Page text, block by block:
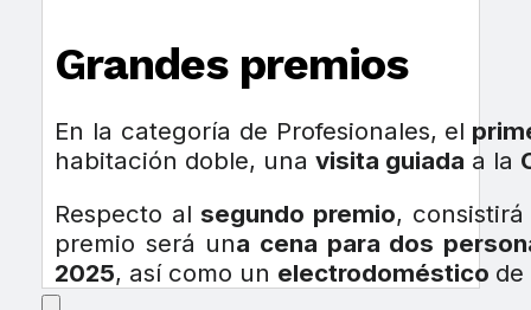
Grandes premios
En la categoría de Profesionales, el
habitación doble, una visita guiada a la
Respecto al segundo premio,
premio será una cena para dos
2025, así como un electrodoméstico de